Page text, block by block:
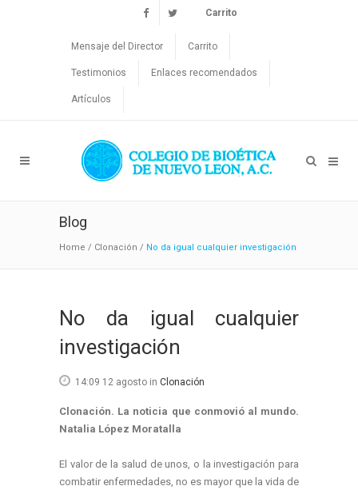
Carrito
Mensaje del Director Carrito
Testimonios Enlaces recomendados
Artículos
Blog
Home / Clonación / No da igual cualquier investigación
No da igual cualquier
investigación
14:09 12 agosto in Clonación
Clonación. La noticia que conmovió al mundo.
Natalia López Moratalla
El valor de la salud de unos, o la investigación para
combatir enfermedades, no es mayor que la vida de